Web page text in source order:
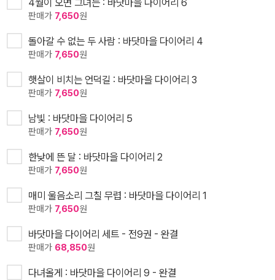
4월이 오면 그녀는 : 바닷마을 다이어리 6
판매가 7,650원
돌아갈 수 없는 두 사람 : 바닷마을 다이어리 4
판매가 7,650원
햇살이 비치는 언덕길 : 바닷마을 다이어리 3
판매가 7,650원
남빛 : 바닷마을 다이어리 5
판매가 7,650원
한낮에 뜬 달 : 바닷마을 다이어리 2
판매가 7,650원
매미 울음소리 그칠 무렵 : 바닷마을 다이어리 1
판매가 7,650원
바닷마을 다이어리 세트 - 전9권 - 완결
판매가 68,850원
다녀올게 : 바닷마을 다이어리 9 - 완결